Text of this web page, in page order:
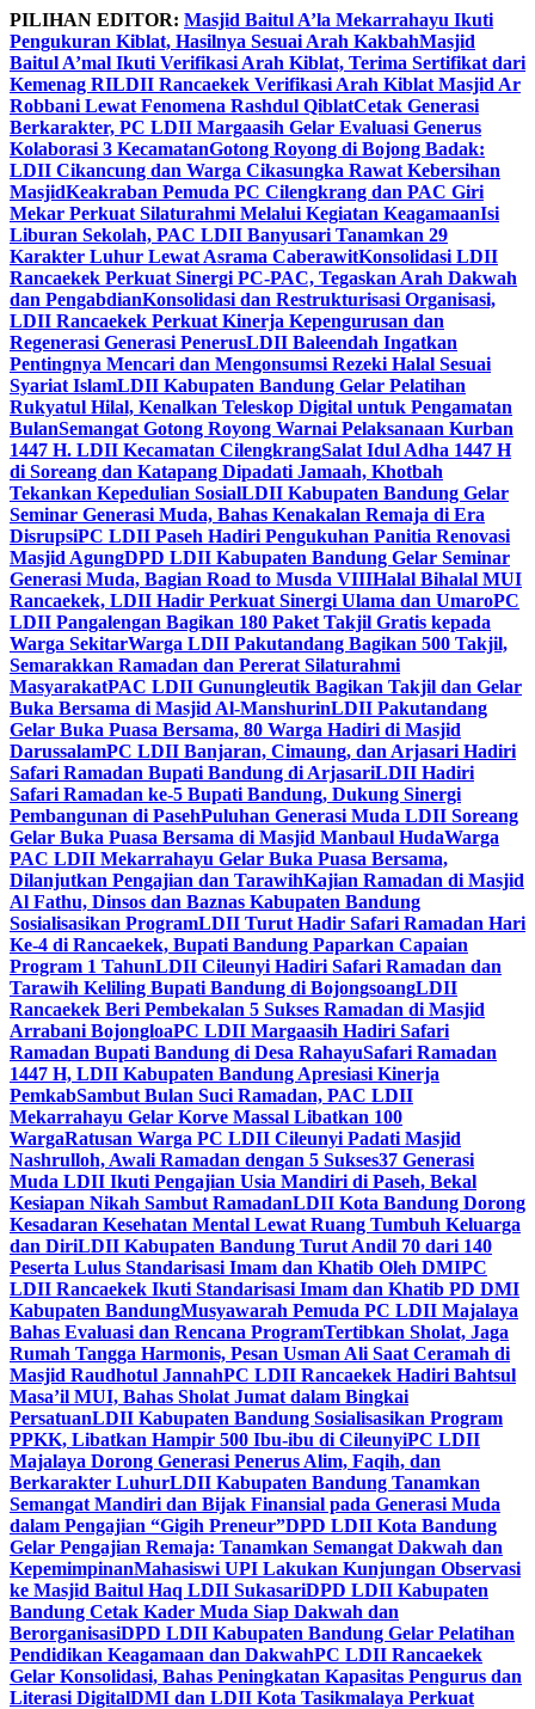
Skip
to
content
PILIHAN EDITOR: Masjid Baitul A’la Mekarrahayu Ikuti
Pengukuran Kiblat, Hasilnya Sesuai Arah KakbahMasjid
Baitul A’mal Ikuti Verifikasi Arah Kiblat, Terima Sertifikat dari
Kemenag RILDII Rancaekek Verifikasi Arah Kiblat Masjid Ar
Robbani Lewat Fenomena Rashdul QiblatCetak Generasi
Berkarakter, PC LDII Margaasih Gelar Evaluasi Generus
Kolaborasi 3 KecamatanGotong Royong di Bojong Badak:
LDII Cikancung dan Warga Cikasungka Rawat Kebersihan
MasjidKeakraban Pemuda PC Cilengkrang dan PAC Giri
Mekar Perkuat Silaturahmi Melalui Kegiatan KeagamaanIsi
Liburan Sekolah, PAC LDII Banyusari Tanamkan 29
Karakter Luhur Lewat Asrama CaberawitKonsolidasi LDII
Rancaekek Perkuat Sinergi PC-PAC, Tegaskan Arah Dakwah
dan PengabdianKonsolidasi dan Restrukturisasi Organisasi,
LDII Rancaekek Perkuat Kinerja Kepengurusan dan
Regenerasi Generasi PenerusLDII Baleendah Ingatkan
Pentingnya Mencari dan Mengonsumsi Rezeki Halal Sesuai
Syariat IslamLDII Kabupaten Bandung Gelar Pelatihan
Rukyatul Hilal, Kenalkan Teleskop Digital untuk Pengamatan
BulanSemangat Gotong Royong Warnai Pelaksanaan Kurban
1447 H. LDII Kecamatan CilengkrangSalat Idul Adha 1447 H
di Soreang dan Katapang Dipadati Jamaah, Khotbah
Tekankan Kepedulian SosialLDII Kabupaten Bandung Gelar
Seminar Generasi Muda, Bahas Kenakalan Remaja di Era
DisrupsiPC LDII Paseh Hadiri Pengukuhan Panitia Renovasi
Masjid AgungDPD LDII Kabupaten Bandung Gelar Seminar
Generasi Muda, Bagian Road to Musda VIIIHalal Bihalal MUI
Rancaekek, LDII Hadir Perkuat Sinergi Ulama dan UmaroPC
LDII Pangalengan Bagikan 180 Paket Takjil Gratis kepada
Warga SekitarWarga LDII Pakutandang Bagikan 500 Takjil,
Semarakkan Ramadan dan Pererat Silaturahmi
MasyarakatPAC LDII Gunungleutik Bagikan Takjil dan Gelar
Buka Bersama di Masjid Al-ManshurinLDII Pakutandang
Gelar Buka Puasa Bersama, 80 Warga Hadiri di Masjid
DarussalamPC LDII Banjaran, Cimaung, dan Arjasari Hadiri
Safari Ramadan Bupati Bandung di ArjasariLDII Hadiri
Safari Ramadan ke-5 Bupati Bandung, Dukung Sinergi
Pembangunan di PasehPuluhan Generasi Muda LDII Soreang
Gelar Buka Puasa Bersama di Masjid Manbaul HudaWarga
PAC LDII Mekarrahayu Gelar Buka Puasa Bersama,
Dilanjutkan Pengajian dan TarawihKajian Ramadan di Masjid
Al Fathu, Dinsos dan Baznas Kabupaten Bandung
Sosialisasikan ProgramLDII Turut Hadir Safari Ramadan Hari
Ke-4 di Rancaekek, Bupati Bandung Paparkan Capaian
Program 1 TahunLDII Cileunyi Hadiri Safari Ramadan dan
Tarawih Keliling Bupati Bandung di BojongsoangLDII
Rancaekek Beri Pembekalan 5 Sukses Ramadan di Masjid
Arrabani BojongloaPC LDII Margaasih Hadiri Safari
Ramadan Bupati Bandung di Desa RahayuSafari Ramadan
1447 H, LDII Kabupaten Bandung Apresiasi Kinerja
PemkabSambut Bulan Suci Ramadan, PAC LDII
Mekarrahayu Gelar Korve Massal Libatkan 100
WargaRatusan Warga PC LDII Cileunyi Padati Masjid
Nashrulloh, Awali Ramadan dengan 5 Sukses37 Generasi
Muda LDII Ikuti Pengajian Usia Mandiri di Paseh, Bekal
Kesiapan Nikah Sambut RamadanLDII Kota Bandung Dorong
Kesadaran Kesehatan Mental Lewat Ruang Tumbuh Keluarga
dan DiriLDII Kabupaten Bandung Turut Andil 70 dari 140
Peserta Lulus Standarisasi Imam dan Khatib Oleh DMIPC
LDII Rancaekek Ikuti Standarisasi Imam dan Khatib PD DMI
Kabupaten BandungMusyawarah Pemuda PC LDII Majalaya
Bahas Evaluasi dan Rencana ProgramTertibkan Sholat, Jaga
Rumah Tangga Harmonis, Pesan Usman Ali Saat Ceramah di
Masjid Raudhotul JannahPC LDII Rancaekek Hadiri Bahtsul
Masa’il MUI, Bahas Sholat Jumat dalam Bingkai
PersatuanLDII Kabupaten Bandung Sosialisasikan Program
PPKK, Libatkan Hampir 500 Ibu-ibu di CileunyiPC LDII
Majalaya Dorong Generasi Penerus Alim, Faqih, dan
Berkarakter LuhurLDII Kabupaten Bandung Tanamkan
Semangat Mandiri dan Bijak Finansial pada Generasi Muda
dalam Pengajian “Gigih Preneur”DPD LDII Kota Bandung
Gelar Pengajian Remaja: Tanamkan Semangat Dakwah dan
KepemimpinanMahasiswi UPI Lakukan Kunjungan Observasi
ke Masjid Baitul Haq LDII SukasariDPD LDII Kabupaten
Bandung Cetak Kader Muda Siap Dakwah dan
BerorganisasiDPD LDII Kabupaten Bandung Gelar Pelatihan
Pendidikan Keagamaan dan DakwahPC LDII Rancaekek
Gelar Konsolidasi, Bahas Peningkatan Kapasitas Pengurus dan
Literasi DigitalDMI dan LDII Kota Tasikmalaya Perkuat